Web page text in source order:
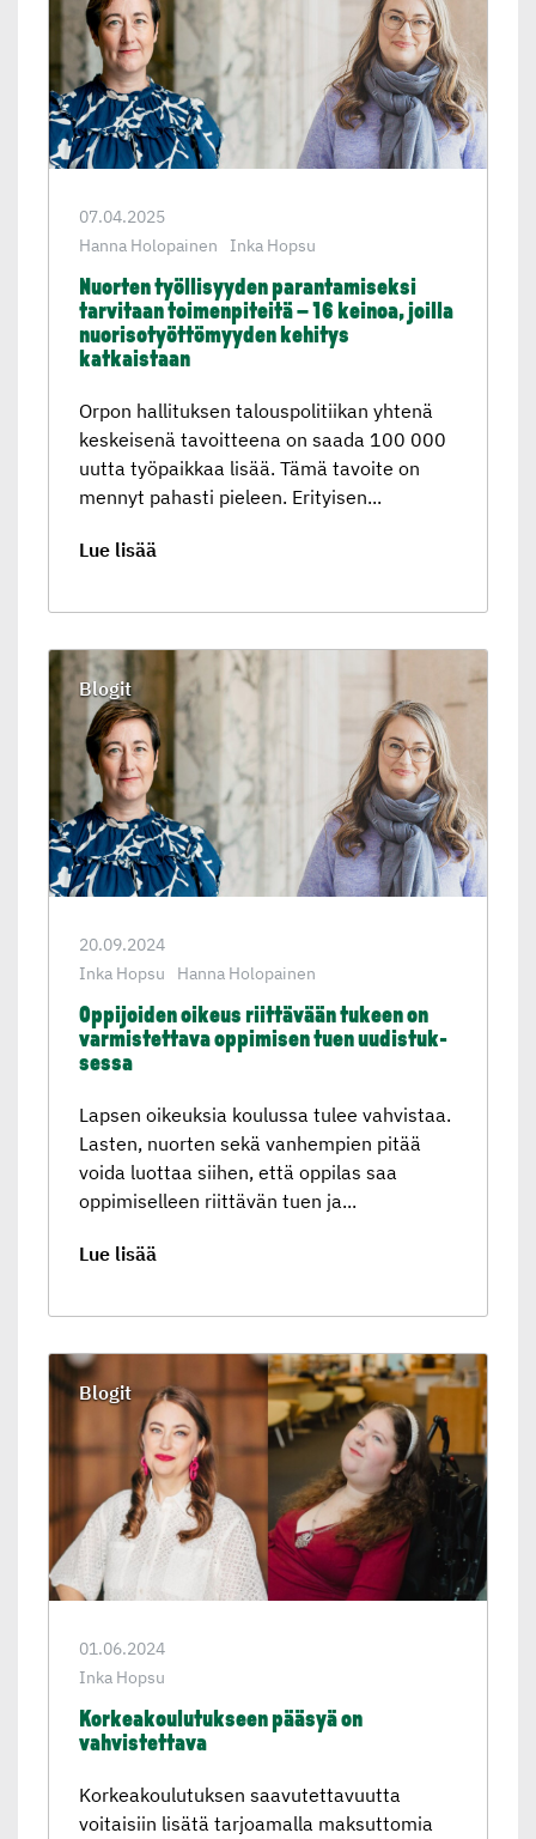
07.04.2025
Hanna Holopainen
Inka Hopsu
Nuorten työllisyyden paranta­mi­seksi
tarvitaan toimenpi­teitä – 16 keinoa, joilla
nuoriso­työt­tö­myyden kehitys
katkaistaan
Orpon hallituksen talouspolitiikan yhtenä
keskeisenä tavoitteena on saada 100 000
uutta työpaikkaa lisää. Tämä tavoite on
mennyt pahasti pieleen. Erityisen...
Lue lisää
20.09.2024
Inka Hopsu
Hanna Holopainen
Oppijoiden oikeus riittävään tukeen on
varmistet­tava oppimisen tuen uudistuk­
sessa
Lapsen oikeuksia koulussa tulee vahvistaa.
Lasten, nuorten sekä vanhempien pitää
voida luottaa siihen, että oppilas saa
oppimiselleen riittävän tuen ja...
Lue lisää
Blogit
01.06.2024
Inka Hopsu
Korkeakou­lu­tuk­seen pääsyä on
vahvistet­tava
Korkeakoulutuksen saavutettavuutta
voitaisiin lisätä tarjoamalla maksuttomia
Blogit